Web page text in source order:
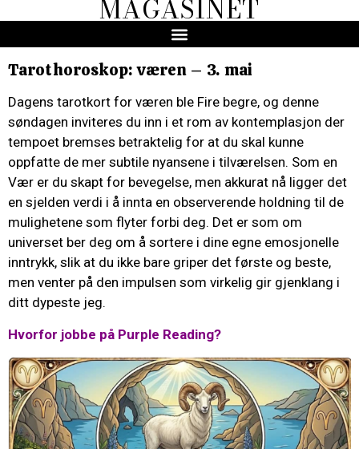
MAGASINET
Tarothoroskop: væren – 3. mai
Dagens tarotkort for væren ble Fire begre, og denne
søndagen inviteres du inn i et rom av kontemplasjon der
tempoet bremses betraktelig for at du skal kunne
oppfatte de mer subtile nyansene i tilværelsen. Som en
Vær er du skapt for bevegelse, men akkurat nå ligger det
en sjelden verdi i å innta en observerende holdning til de
mulighetene som flyter forbi deg. Det er som om
universet ber deg om å sortere i dine egne emosjonelle
inntrykk, slik at du ikke bare griper det første og beste,
men venter på den impulsen som virkelig gir gjenklang i
ditt dypeste jeg.
Hvorfor jobbe på Purple Reading?